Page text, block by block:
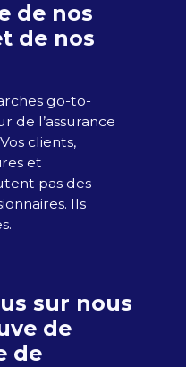
de nos
de nos
go-to-
de l’assurance
clients,
et
pas des
Ils
sur nous
de
de